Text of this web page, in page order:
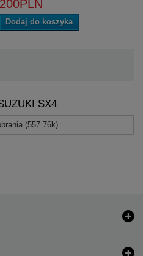
200PLN
Dodaj do koszyka
SX4
(557.76k)